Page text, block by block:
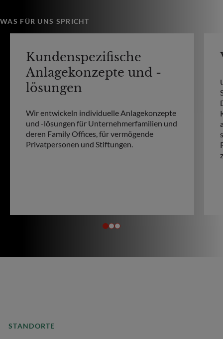
WAS FÜR UNS SPRICHT
Kundenspezifische
Anlagekonzepte und -
lösungen
Wir entwickeln individuelle Anlagekonzepte
und -lösungen für Unternehmerfamilien und
deren Family Offices, für vermögende
Privatpersonen und Stiftungen.
STANDORTE